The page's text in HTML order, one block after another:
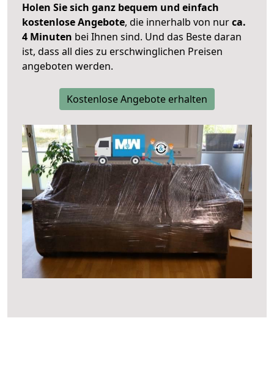
Holen Sie sich ganz bequem und einfach
kostenlose Angebote, die innerhalb von nurca.
4 Minuten bei Ihnen sind. Und das Beste daran
ist, dass all dies zu erschwinglichen Preisen
angeboten werden.
Kostenlose Angebote erhalten